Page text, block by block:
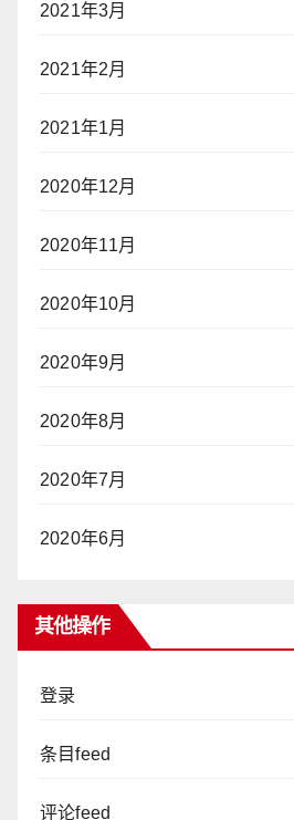
2021年3月
2021年2月
2021年1月
2020年12月
2020年11月
2020年10月
2020年9月
2020年8月
2020年7月
2020年6月
其他操作
登录
条目feed
评论feed